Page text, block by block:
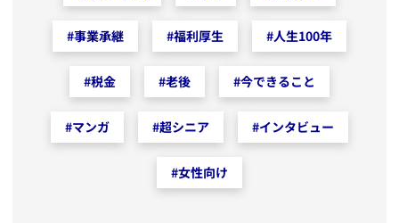
#事業承継 #福利厚生 #人生100年
#税金 #老後 #今できること
#マンガ #超シニア #インタビュー
#女性向け